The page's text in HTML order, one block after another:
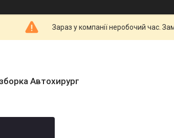
Зараз у компанії неробочий час.
Автохирург